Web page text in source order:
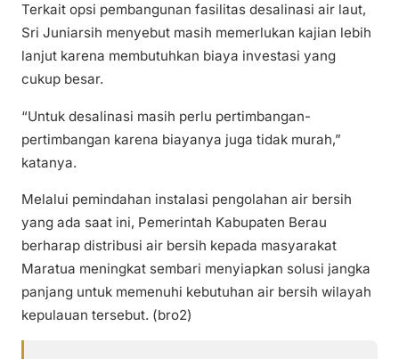
Terkait opsi pembangunan fasilitas desalinasi air laut,
Sri Juniarsih menyebut masih memerlukan kajian lebih
lanjut karena membutuhkan biaya investasi yang
cukup besar.
“Untuk desalinasi masih perlu pertimbangan-
pertimbangan karena biayanya juga tidak murah,”
katanya.
Melalui pemindahan instalasi pengolahan air bersih
yang ada saat ini, Pemerintah Kabupaten Berau
berharap distribusi air bersih kepada masyarakat
Maratua meningkat sembari menyiapkan solusi jangka
panjang untuk memenuhi kebutuhan air bersih wilayah
kepulauan tersebut. (bro2)